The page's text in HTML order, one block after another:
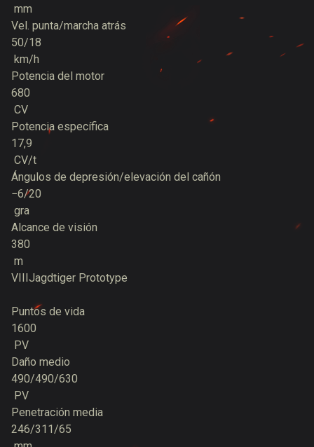
mm
Vel. punta/marcha atrás
50/18
km/h
Potencia del motor
680
CV
Potencia específica
17,9
CV/t
Ángulos de depresión/elevación del cañón
−6/20
gra
Alcance de visión
380
m
VIII Jagdtiger Prototype
Puntos de vida
1600
PV
Daño medio
490/490/630
PV
Penetración media
246/311/65